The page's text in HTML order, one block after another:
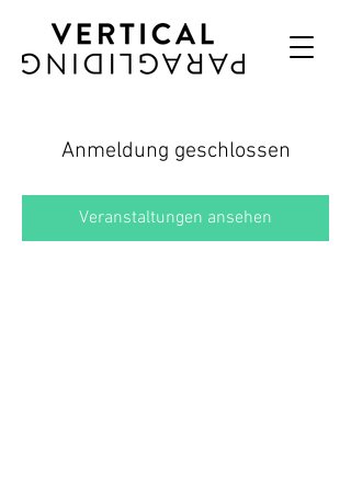
Anmeldung geschlossen
Veranstaltungen ansehen